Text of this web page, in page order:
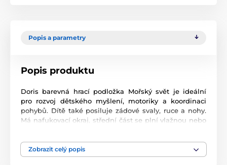
Popis a parametry
Popis produktu
Doris barevná hrací podložka Mořský svět je ideální
pro rozvoj dětského myšlení, motoriky a koordinaci
pohybů. Dítě také posiluje zádové svaly, ruce a nohy.
Má nafukovací okraj, střední část se plní vlažnou nebo
podložka je tak nezabere téměř žádné místo.
Zobrazit celý popis